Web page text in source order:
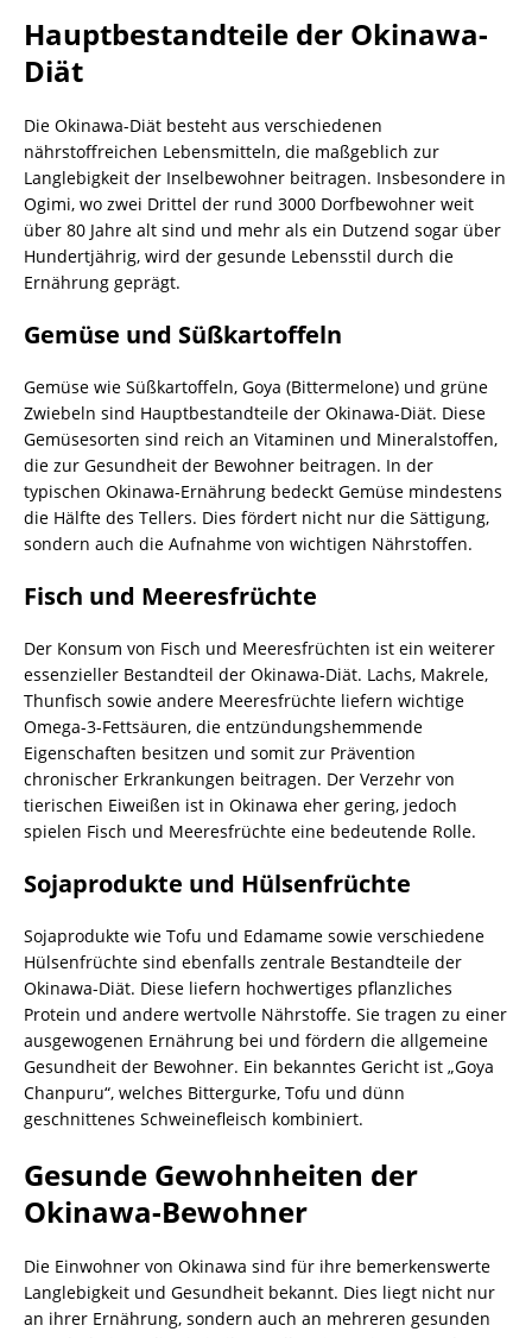
Hauptbestandteile der Okinawa-
Diät
Die Okinawa-Diät besteht aus verschiedenen
nährstoffreichen Lebensmitteln, die maßgeblich zur
Langlebigkeit der Inselbewohner beitragen. Insbesondere in
Ogimi, wo zwei Drittel der rund 3000 Dorfbewohner weit
über 80 Jahre alt sind und mehr als ein Dutzend sogar über
Hundertjährig, wird der gesunde Lebensstil durch die
Ernährung geprägt.
Gemüse und Süßkartoffeln
Gemüse wie Süßkartoffeln, Goya (Bittermelone) und grüne
Zwiebeln sind Hauptbestandteile der Okinawa-Diät. Diese
Gemüsesorten sind reich an Vitaminen und Mineralstoffen,
die zur Gesundheit der Bewohner beitragen. In der
typischen Okinawa-Ernährung bedeckt Gemüse mindestens
die Hälfte des Tellers. Dies fördert nicht nur die Sättigung,
sondern auch die Aufnahme von wichtigen Nährstoffen.
Fisch und Meeresfrüchte
Der Konsum von Fisch und Meeresfrüchten ist ein weiterer
essenzieller Bestandteil der Okinawa-Diät. Lachs, Makrele,
Thunfisch sowie andere Meeresfrüchte liefern wichtige
Omega-3-Fettsäuren, die entzündungshemmende
Eigenschaften besitzen und somit zur Prävention
chronischer Erkrankungen beitragen. Der Verzehr von
tierischen Eiweißen ist in Okinawa eher gering, jedoch
spielen Fisch und Meeresfrüchte eine bedeutende Rolle.
Sojaprodukte und Hülsenfrüchte
Sojaprodukte wie Tofu und Edamame sowie verschiedene
Hülsenfrüchte sind ebenfalls zentrale Bestandteile der
Okinawa-Diät. Diese liefern hochwertiges pflanzliches
Protein und andere wertvolle Nährstoffe. Sie tragen zu einer
ausgewogenen Ernährung bei und fördern die allgemeine
Gesundheit der Bewohner. Ein bekanntes Gericht ist „Goya
Chanpuru“, welches Bittergurke, Tofu und dünn
geschnittenes Schweinefleisch kombiniert.
Gesunde Gewohnheiten der
Okinawa-Bewohner
Die Einwohner von Okinawa sind für ihre bemerkenswerte
Langlebigkeit und Gesundheit bekannt. Dies liegt nicht nur
an ihrer Ernährung, sondern auch an mehreren gesunden